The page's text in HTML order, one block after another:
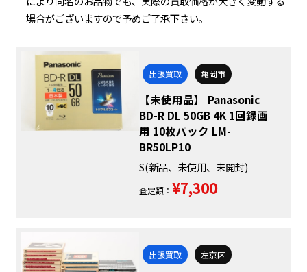
場合がございますので予めご了承下さい。
出張買取 亀岡市
【未使用品】 Panasonic
BD-R DL 50GB 4K 1回録画
用 10枚パック LM-
BR50LP10
S(新品、未使用、未開封)
査定額： ¥7,300
出張買取 左京区